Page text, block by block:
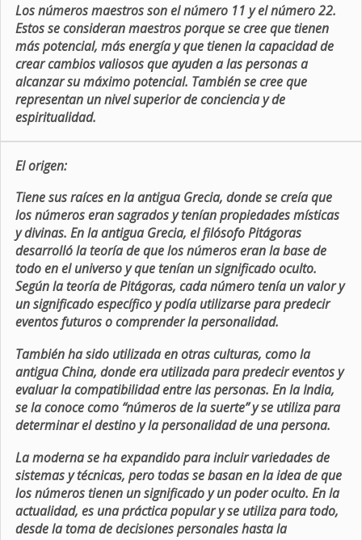
Los números maestros son el número 11 y el número 22.
Estos se consideran maestros porque se cree que tienen
más potencial, más energía y que tienen la capacidad de
crear cambios valiosos que ayuden a las personas a
alcanzar su máximo potencial. También se cree que
representan un nivel superior de conciencia y de
espiritualidad.
El origen:
Tiene sus raíces en la antigua Grecia, donde se creía que
los números eran sagrados y tenían propiedades místicas
y divinas. En la antigua Grecia, el filósofo Pitágoras
desarrolló la teoría de que los números eran la base de
todo en el universo y que tenían un significado oculto.
Según la teoría de Pitágoras, cada número tenía un valor y
un significado específico y podía utilizarse para predecir
eventos futuros o comprender la personalidad.
También ha sido utilizada en otras culturas, como la
antigua China, donde era utilizada para predecir eventos y
evaluar la compatibilidad entre las personas. En la India,
se la conoce como “números de la suerte” y se utiliza para
determinar el destino y la personalidad de una persona.
La moderna se ha expandido para incluir variedades de
sistemas y técnicas, pero todas se basan en la idea de que
los números tienen un significado y un poder oculto. En la
actualidad, es una práctica popular y se utiliza para todo,
desde la toma de decisiones personales hasta la